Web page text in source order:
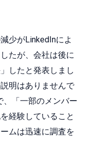
少がLinkedInによ
たが、会社は後に
したと発表しまし
明はありませんで
、「一部のメンバー
経験していること
ムは迅速に調査を